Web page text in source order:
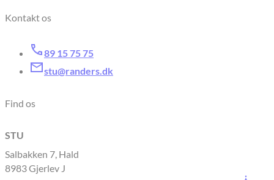
Kontakt os
89 15 75 75
stu@randers.dk
Find os
STU
Salbakken 7, Hald
8983 Gjerlev J